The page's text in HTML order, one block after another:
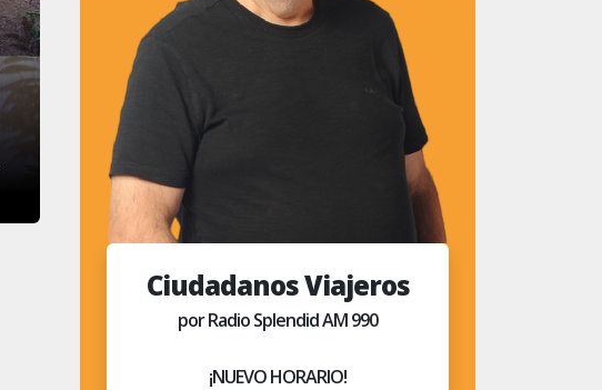
Ciudadanos Viajeros
por Radio Splendid AM 990
¡NUEVO HORARIO!